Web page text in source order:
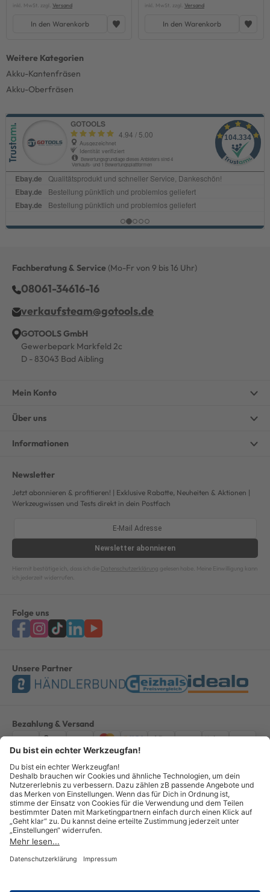
inkl. MwSt. zzgl. Versand
In den Warenkorb
inkl. MwSt. zzgl. Versand
In den Warenkorb
Akku-Kantenfräsen
Akku-Oberfräsen
Fachberatung & Service (Mo-Fr von 9 bis 16 Uhr)
08061-34616-16
verkaufsteam@gotools.de
GOTOOLS GmbH
Gewerbepark Markfeld 2c
D - 83043 Bad Aibling
Mein Konto
Über uns
Informationen
Newsletter
Jetzt abonnieren & profitieren! | Exklusive Rabatte, Neuheiten & Aktionen |
Werkzeugwissen und Tests direkt in dein Postfach
Newsletter abonnieren
Hiermit bestätige ich, dass ich die Datenschutzerklärung gelesen habe. Meine Einwilligung kann
ich jederzeit widerrufen.
Folge uns
Unsere Partner
Bezahlung & Versand
ImpressumAGBDatenschutzWiderruf Vertrag widerrufen
Alle Preise verstehen sich inkl. ges. MwSt. *Kostenloser Versand innerhalb
Deutschlands, bei Bestellungen ab 100,00 Euro.
© Copyright 2026 GOTOOLS GmbH - Alle Rechte vorbehalten. powered by
createyourtemplate